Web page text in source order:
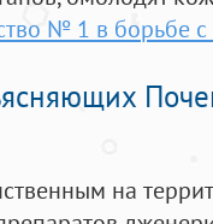
№ 1 в борьбе
на